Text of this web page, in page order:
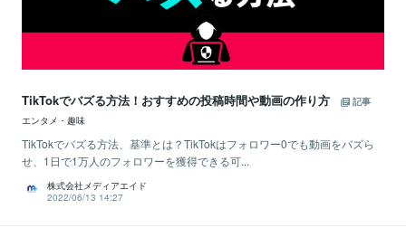
TikTokでバズる方法！おすすめの投稿時間や動画の作り方
記事
エンタメ・趣味
TikTokでバズる方法、基準とは？TikTokはフォロワー0でも動画をバズら
せ、1日で1万人のフォロワーを獲得できる可...
株式会社メディアエイド
2022/06/13 14:27